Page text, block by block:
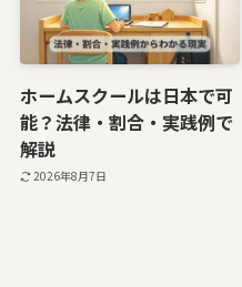
ホームスクールは日本で可
能？法律・割合・実践例で
解説
2026年8月7日